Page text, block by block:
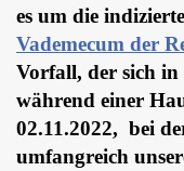
es um die
Vademecum der
Vorfall, der sich in
während einer
02.11.2022, bei
umfangreich